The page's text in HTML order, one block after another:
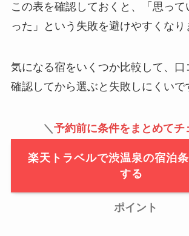
この表を確認しておくと、「思って
った」という失敗を避けやすくなり
気になる宿をいくつか比較して、口
確認してから選ぶと失敗しにくいで
＼ 予約前に条件をまとめてチ
楽天トラベルで渋温泉の宿泊
する
ポイント